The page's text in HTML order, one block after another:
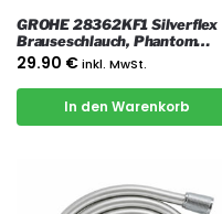
GROHE 28362KF1 Silverflex
Brauseschlauch, Phantom
Black
29.90 €inkl. MwSt.
In den Warenkorb